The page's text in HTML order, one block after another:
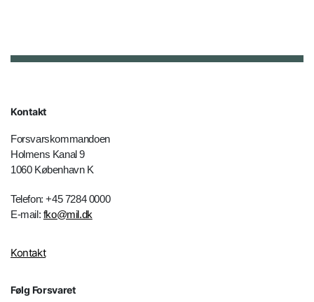
Kontakt
Forsvarskommandoen
Holmens Kanal 9
1060 København K
Telefon: +45 7284 0000
E-mail: fko@mil.dk
Kontakt
Følg Forsvaret